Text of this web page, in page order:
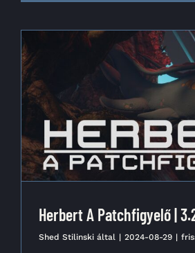
Herbert A Patchfigyelő |
Shed Stilinski által | 2024-08-29 |